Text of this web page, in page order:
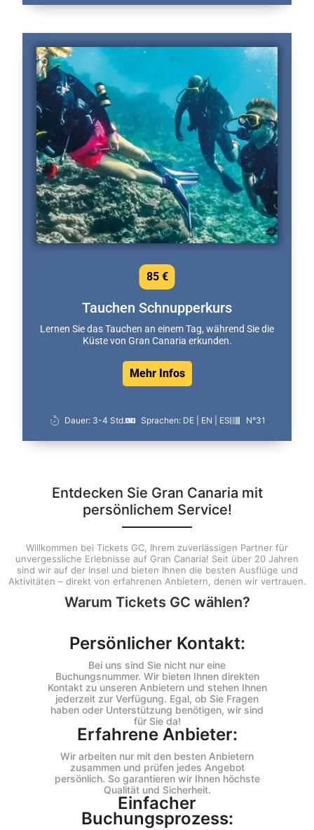
Tauchen Schnupperkurs
Lernen Sie das Tauchen an einem Tag, während Sie die
Küste von Gran Canaria erkunden.
Mehr Infos
85 €
Dauer: 3-4 Std. Sprachen: DE | EN | ES N°31
Entdecken Sie Gran Canaria mit
persönlichem Service!
Willkommen bei Tickets GC, Ihrem zuverlässigen Partner für
unvergessliche Erlebnisse auf Gran Canaria! Seit über 20 Jahren
sind wir auf der Insel und bieten Ihnen die besten Ausflüge und
Aktivitäten – direkt von erfahrenen Anbietern, denen wir vertrauen.
Warum Tickets GC wählen?
Persönlicher Kontakt:
Bei uns sind Sie nicht nur eine
Buchungsnummer. Wir bieten Ihnen direkten
Kontakt zu unseren Anbietern und stehen Ihnen
jederzeit zur Verfügung. Egal, ob Sie Fragen
haben oder Unterstützung benötigen, wir sind
für Sie da!
Erfahrene Anbieter:
Wir arbeiten nur mit den besten Anbietern
zusammen und prüfen jedes Angebot
persönlich. So garantieren wir Ihnen höchste
Qualität und Sicherheit.
Einfacher
Buchungsprozess: